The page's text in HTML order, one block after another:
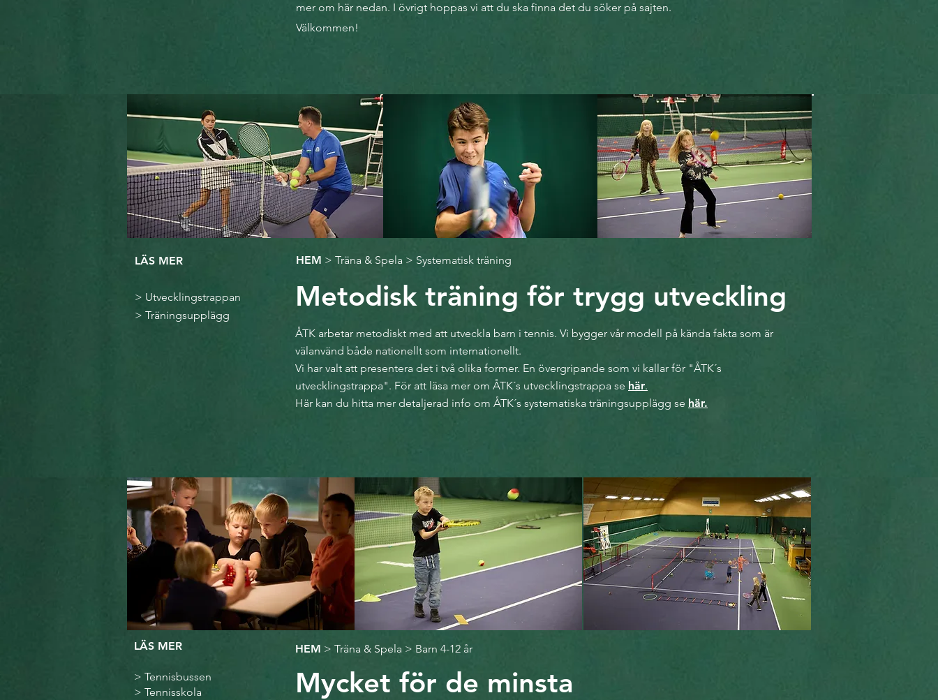
mer om här nedan. I övrigt hoppas vi att du ska finna det du söker på sajten.
Välkommen!
LÄS MER
> Utvecklingstrappan
> Träningsupplägg
HEM > Träna & Spela > Systematisk träning
Metodisk träning för trygg utveckling
ÅTK arbetar metodiskt med att utveckla barn i tennis. Vi bygger vår modell på kända fakta som är
välanvänd både nationellt som internationellt.
Vi har valt att presentera det i två olika former. En övergripande som vi kallar för "ÅTK´s
utvecklingstrappa". För att läsa mer om ÅTK´s utvecklingstrappa se här.
Här kan du hitta mer detaljerad info om ÅTK´s systematiska träningsupplägg se här.
LÄS MER
> Tennisbussen
> Tennisskola
HEM > Träna & Spela > Barn 4-12 år
Mycket för de minsta